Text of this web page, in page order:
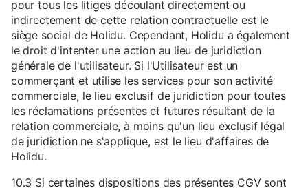
pour tous les litiges découlant directement ou
indirectement de cette relation contractuelle est le
siège social de Holidu. Cependant, Holidu a également
le droit d'intenter une action au lieu de juridiction
générale de l'utilisateur. Si l'Utilisateur est un
commerçant et utilise les services pour son activité
commerciale, le lieu exclusif de juridiction pour toutes
les réclamations présentes et futures résultant de la
relation commerciale, à moins qu'un lieu exclusif légal
de juridiction ne s'applique, est le lieu d'affaires de
Holidu.
10.3 Si certaines dispositions des présentes CGV sont